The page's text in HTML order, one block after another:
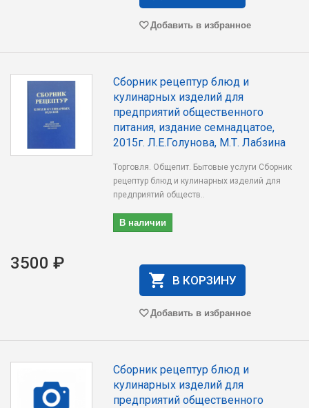
Добавить в избранное
Сборник рецептур блюд и
кулинарных изделий для
предприятий общественного
питания, издание семнадцатое,
2015г. Л.Е.Голунова, М.Т. Лабзина
Торговля. Общепит. Бытовые услуги Сборник
рецептур блюд и кулинарных изделий для
предприятий обществ..
В наличии
3500 ₽
В КОРЗИНУ
Добавить в избранное
Сборник рецептур блюд и
кулинарных изделий для
предприятий общественного